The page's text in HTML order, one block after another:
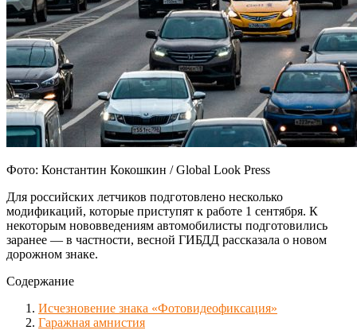
Фото: Константин Кокошкин / Global Look Press
Для российских летчиков подготовлено несколько
модификаций, которые приступят к работе 1 сентября. К
некоторым нововведениям автомобилисты подготовились
заранее — в частности, весной ГИБДД рассказала о новом
дорожном знаке.
Содержание
Исчезновение знака «Фотовидеофиксация»
Гаражная амнистия